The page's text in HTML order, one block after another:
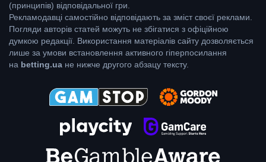
(принципів) відповідальної гри.
Рекламодавці самостійно відповідають за зміст своєї реклами.
Погляди авторів статей можуть не збігатися з офіційною
думкою редакції. Використання матеріалів сайту дозволяється
лише за умови встановлення активного гіперпосилання
на betting.ua не нижче другого абзацу тексту.